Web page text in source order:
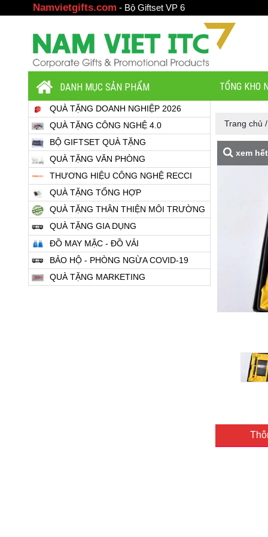
Namvietgifts.com - Bộ Giftset VP 6
TỔNG KHO
DANH MỤC SẢN PHẨM
QUÀ TẶNG DOANH NGHIỆP 2026
QUÀ TẶNG CÔNG NGHỆ 4.0
BỘ GIFTSET QUÀ TẶNG
QUÀ TẶNG VĂN PHÒNG
THƯƠNG HIỆU CÔNG NGHỆ RECCI
QUÀ TẶNG TỔNG HỢP
QUÀ TẶNG THÂN THIỆN MÔI TRƯỜNG
QUÀ TẶNG GIA DỤNG
ĐỒ MAY MẶC - ĐỒ VẢI
BẢO HỘ - PHÒNG NGỪA COVID-19
QUÀ TẶNG MARKETING
Trang chủ
xem hết